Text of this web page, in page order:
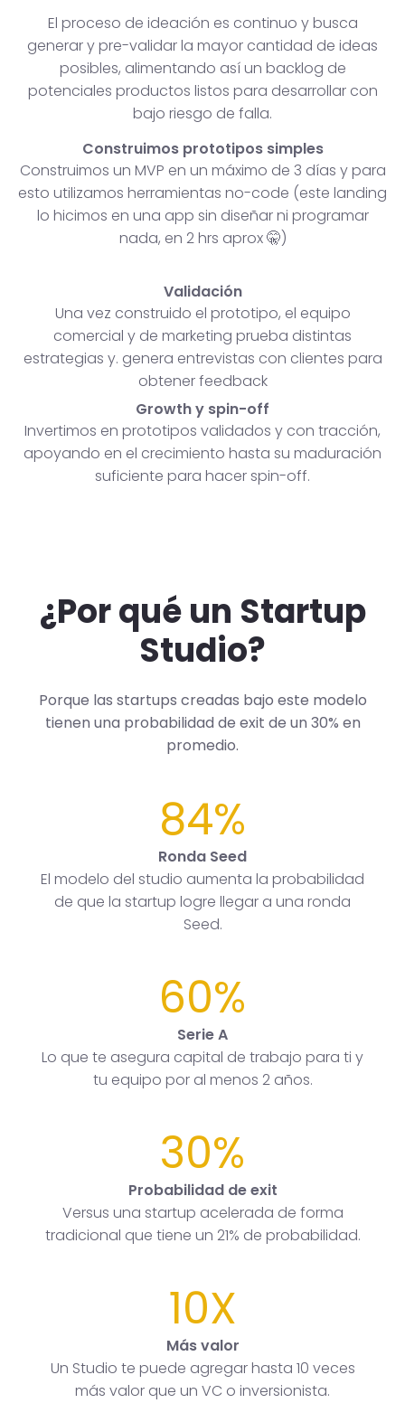
El proceso de ideación es continuo y busca
generar y pre-validar la mayor cantidad de ideas
posibles, alimentando así un backlog de
potenciales productos listos para desarrollar con
bajo riesgo de falla.
Construimos prototipos simples
Construimos un MVP en un máximo de 3 días y para
esto utilizamos herramientas no-code (este landing
lo hicimos en una app sin diseñar ni programar
nada, en 2 hrs aprox 🤫)
Validación
Una vez construido el prototipo, el equipo
comercial y de marketing prueba distintas
estrategias y. genera entrevistas con clientes para
obtener feedback
Growth y spin-off
Invertimos en prototipos validados y con tracción,
apoyando en el crecimiento hasta su maduración
suficiente para hacer spin-off.
¿Por qué un Startup
Studio?
Porque las startups creadas bajo este modelo
tienen una probabilidad de exit de un 30% en
promedio.
84%
Ronda Seed
El modelo del studio aumenta la probabilidad
de que la startup logre llegar a una ronda
Seed.
60%
Serie A
Lo que te asegura capital de trabajo para ti y
tu equipo por al menos 2 años.
30%
Probabilidad de exit
Versus una startup acelerada de forma
tradicional que tiene un 21% de probabilidad.
10X
Más valor
Un Studio te puede agregar hasta 10 veces
más valor que un VC o inversionista.